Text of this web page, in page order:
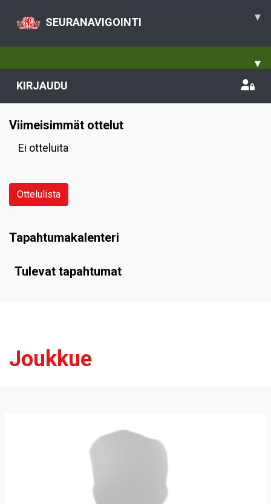
SEURANAVIGOINTI ▾
▾
KIRJAUDU
Viimeisimmät ottelut
Ei otteluita
Ottelulista
Tapahtumakalenteri
Tulevat tapahtumat
Joukkue